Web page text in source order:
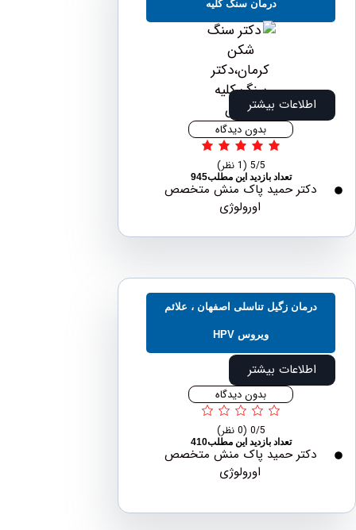
درمان سنگ کلیه
اطلاعات بیشتر
بدون دیدگاه
تعداد بازدید این مطلب945
دکتر حمید پاک منش متخصص
اورولوژی
درمان زگیل تناسلی اصفهان ، علائم
اطلاعات بیشتر
بدون دیدگاه
تعداد بازدید این مطلب410
دکتر حمید پاک منش متخصص
اورولوژی